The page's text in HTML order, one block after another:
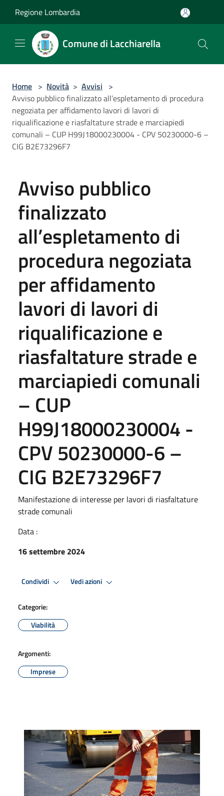
Regione Lombardia
Comune di Lacchiarella
Home > Novità > Avvisi >
Avviso pubblico finalizzato all’espletamento di procedura
negoziata per affidamento lavori di lavori di
riqualificazione e riasfaltature strade e marciapiedi
comunali – CUP H99J18000230004 - CPV 50230000-6 –
CIG B2E73296F7
Avviso pubblico
finalizzato
all’espletamento di
procedura negoziata
per affidamento
lavori di lavori di
riqualificazione e
riasfaltature strade e
marciapiedi comunali
– CUP
H99J18000230004 -
CPV 50230000-6 –
CIG B2E73296F7
Manifestazione di interesse per lavori di riasfaltature
strade comunali
Data :
16 settembre 2024
Condividi Vedi azioni
Categorie:
Viabilità
Argomenti:
Imprese